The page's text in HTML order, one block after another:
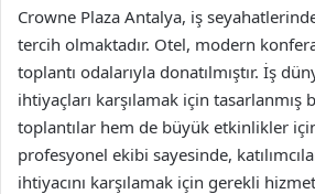
Crowne Plaza Antalya, iş
tercih olmaktadır. Otel, modern
toplantı odalarıyla donatılmıştır. İş
ihtiyaçları karşılamak için tasarlanmış
toplantılar hem de büyük etkinlikler
profesyonel ekibi sayesinde,
ihtiyacını karşılamak için gerekli